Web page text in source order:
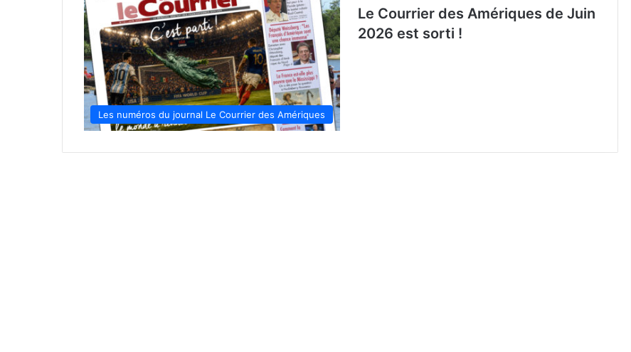
Les numéros du journal Le Courrier des Amériques
Le Courrier des Amériques de Juin
2026 est sorti !